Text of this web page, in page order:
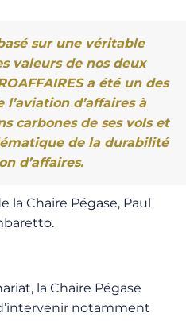
sur une véritable
valeurs de nos deux
a été un des
d’affaires à
carbones de ses vols et
de la durabilité
d’affaires.
la Chaire Pégase, Paul
la Chaire Pégase
notamment